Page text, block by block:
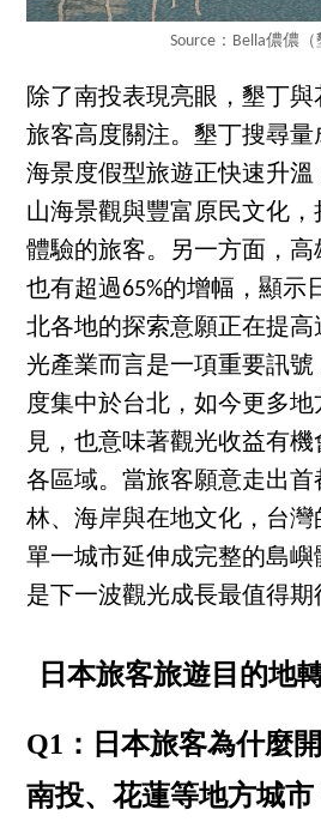
Source：Bella儂儂（
除了南投表現亮眼，墾丁
旅客高度關注。墾丁搜尋量
海景度假型旅遊正快速升溫
山海景觀與豐富原民文化
體驗的旅客。另一方面，
也有超過65%的增幅，顯示
北各地的探索意願正在提
光產業而言是一項重要訊號
度集中於台北，如今更多
見，也意味著觀光收益有
各區域。當旅客願意走出首
林、海岸與在地文化，台灣
單一城市延伸成完整的島嶼
是下一波觀光成長最值得期
日本旅客旅遊目的地
Q1：日本旅客為什麼
南投、花蓮等地方城市